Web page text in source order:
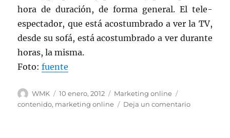
hora de duración, de forma general. El tele-
espectador, que está acostumbrado a ver la TV,
desde su sofá, está acostumbrado a ver durante
horas, la misma.
Foto:fuente
Autor
WMK
Publicado
el
10 enero, 2012 Categorías
Marketing online
contenido, marketing online Deja un comentarioen